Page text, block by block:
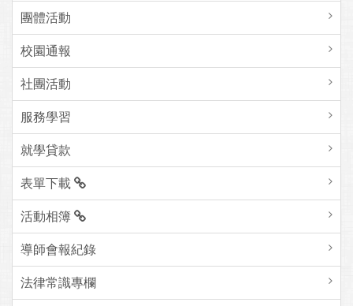
團體活動
校園通報
社團活動
服務學習
就學貸款
表單下載
活動相簿
導師會報紀錄
法律常識專欄